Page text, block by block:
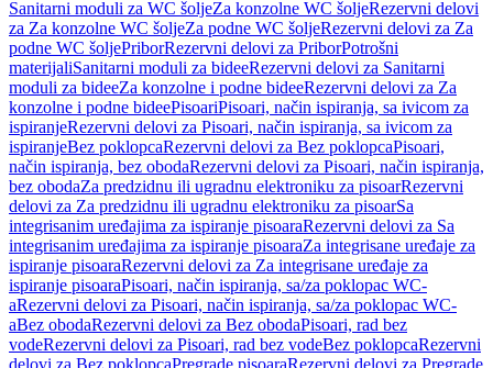
Sanitarni moduli za WC šoljeZa konzolne WC šoljeRezervni delovi
za Za konzolne WC šoljeZa podne WC šoljeRezervni delovi za Za
podne WC šoljePriborRezervni delovi za PriborPotrošni
materijaliSanitarni moduli za bideeRezervni delovi za Sanitarni
moduli za bideeZa konzolne i podne bideeRezervni delovi za Za
konzolne i podne bideePisoariPisoari, način ispiranja, sa ivicom za
ispiranjeRezervni delovi za Pisoari, način ispiranja, sa ivicom za
ispiranjeBez poklopcaRezervni delovi za Bez poklopcaPisoari,
način ispiranja, bez obodaRezervni delovi za Pisoari, način ispiranja,
bez obodaZa predzidnu ili ugradnu elektroniku za pisoarRezervni
delovi za Za predzidnu ili ugradnu elektroniku za pisoarSa
integrisanim uređajima za ispiranje pisoaraRezervni delovi za Sa
integrisanim uređajima za ispiranje pisoaraZa integrisane uređaje za
ispiranje pisoaraRezervni delovi za Za integrisane uređaje za
ispiranje pisoaraPisoari, način ispiranja, sa/za poklopac WC-
aRezervni delovi za Pisoari, način ispiranja, sa/za poklopac WC-
aBez obodaRezervni delovi za Bez obodaPisoari, rad bez
vodeRezervni delovi za Pisoari, rad bez vodeBez poklopcaRezervni
delovi za Bez poklopcaPregrade pisoaraRezervni delovi za Pregrade